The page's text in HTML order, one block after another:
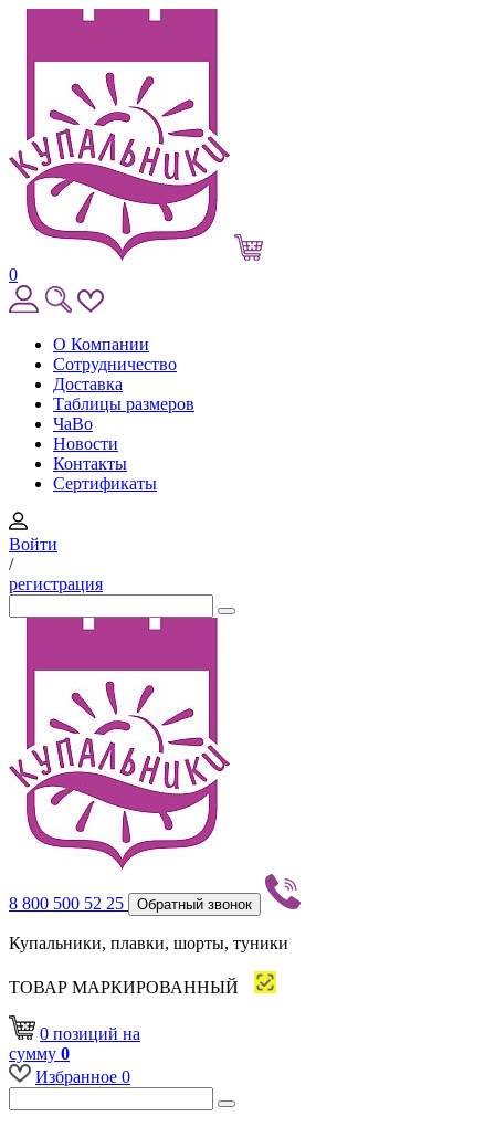
0
О Компании
Сотрудничество
Доставка
Таблицы размеров
ЧаВо
Новости
Контакты
Сертификаты
Войти
/
регистрация
8 800 500 52 25 Обратный звонок
Купальники, плавки, шорты, туники
ТОВАР МАРКИРОВАННЫЙ
0 позиций на
сумму 0
Избранное 0